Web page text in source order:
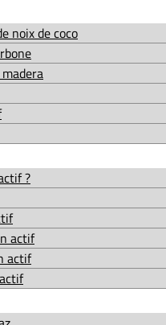
noix de coco
?
actif
actif